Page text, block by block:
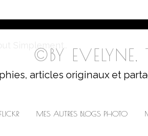
©BY EVELYNE,
articles originaux et
MES AUTRES BLOGS PHOTO